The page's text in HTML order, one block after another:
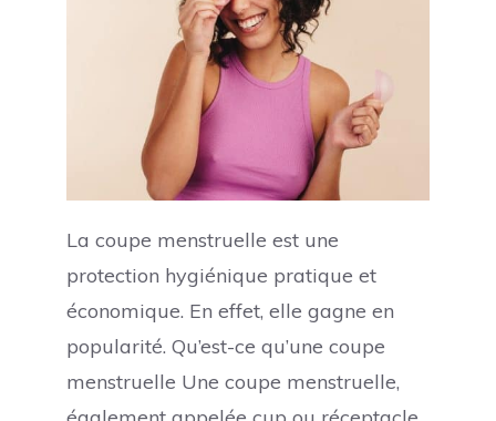
La coupe menstruelle est une
protection hygiénique pratique et
économique. En effet, elle gagne en
popularité. Qu’est-ce qu’une coupe
menstruelle Une coupe menstruelle,